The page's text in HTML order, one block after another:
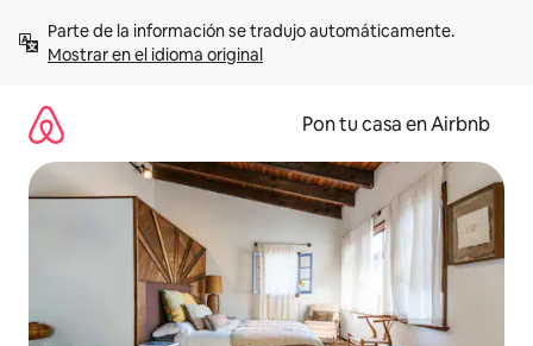
contenidoMostrar en el idioma original
Pon tu casa en Airbnb